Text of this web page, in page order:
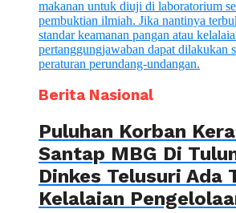
Berita Nasional
Puluhan Korban
Santap MBG Di
Dinkes Telusuri Ada
Kelalaian